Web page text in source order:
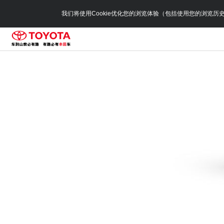
我们将使用Cookie优化您的浏览体验（包括使用您的浏览历